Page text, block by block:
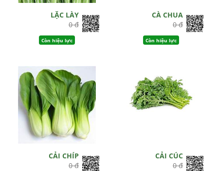
LẶC LÀY
0 đ
Còn hiệu lực
CÀ CHUA
0 đ
Còn hiệu lực
CẢI CHÍP
0 đ
CẢI CÚC
0 đ